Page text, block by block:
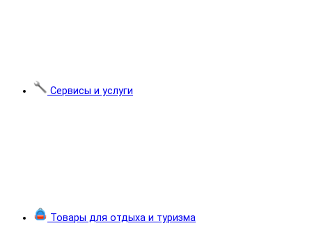
Сервисы и услуги
Товары для отдыха и туризма